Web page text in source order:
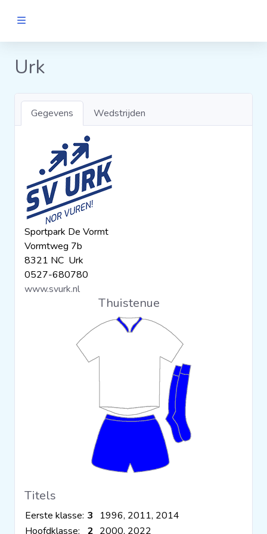
Wedstrijden
Voetbalpiramide
Links
VROUWEN
Urk
Gegevens Wedstrijden
Sportpark De Vormt
Vormtweg 7b
8321 NC Urk
0527-680780
www.svurk.nl
Thuistenue
Titels
Eerste klasse: 3
1996, 2011, 2014
Hoofdklasse:
2 2000, 2022